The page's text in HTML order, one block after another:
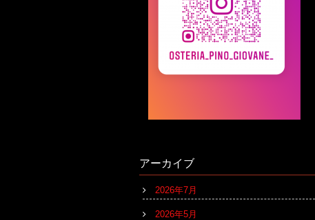
アーカイブ
2026年7月
2026年5月